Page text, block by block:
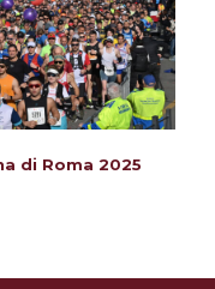
di Roma 2025